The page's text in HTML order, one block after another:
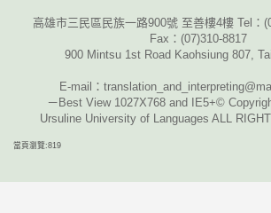
高雄市三民區民族一路900號 至善樓4樓 Tel：
Fax ： (07)310-8817
900 Mintsu 1st Road Kaohsiung 807,
E-mail ：
－Best View 1027X768 and IE5+©
Ursuline University of Languages ALL
當頁瀏覽:819